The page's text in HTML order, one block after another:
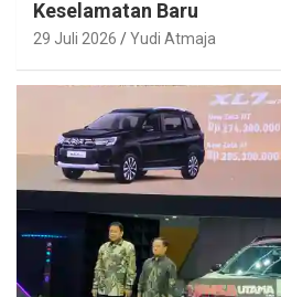
Keselamatan Baru
29 Juli 2026 Yudi Atmaja